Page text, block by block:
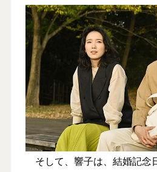
そして、響子は、結婚記念